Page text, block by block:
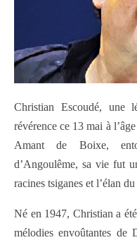
Christian Escoudé, une
révérence ce 13 mai à
Amant de Boixe,
d’Angoulême, sa vie fut
racines tsiganes et l’élan
Né en 1947, Christian a
mélodies envoûtantes de